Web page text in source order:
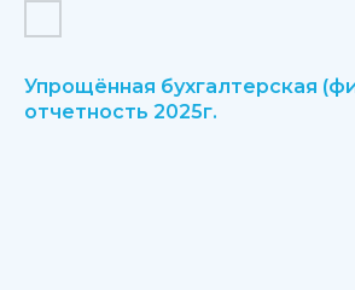
Упрощённая бухгалтерская
отчетность 2025г.